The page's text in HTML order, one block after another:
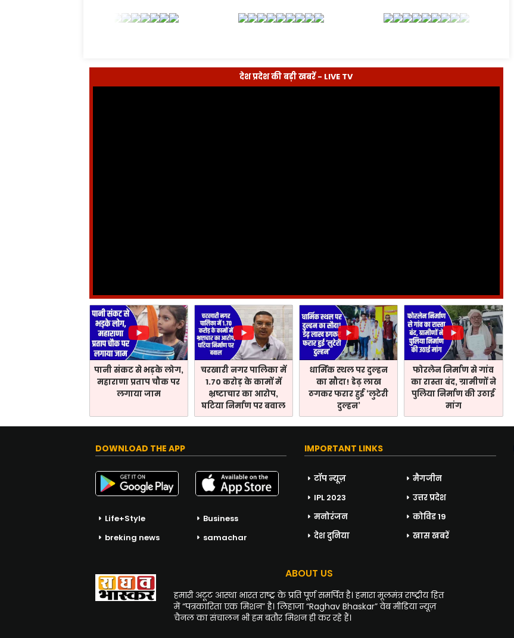
देश प्रदेश की बड़ी खबरें - LIVE TV
पानी संकट से भड़के लोग,
महाराणा प्रताप चौक पर
लगाया जाम
चरखारी नगर पालिका में
1.70 करोड़ के कामों में
भ्रष्टाचार का आरोप,
घटिया निर्माण पर बवाल
धार्मिक स्थल पर दुल्हन
का सौदा! डेढ़ लाख
ठगकर फरार हुई ‘लुटेरी
दुल्हन’
फोरलेन निर्माण से गांव
का रास्ता बंद, ग्रामीणों ने
पुलिया निर्माण की उठाई
मांग
DOWNLOAD THE APP
Life+Style
Business
breking news
samachar
IMPORTANT LINKS
टॉप न्यूज़
मैगजीन
IPL 2023
उत्तर प्रदेश
मनोरंजन
कोविड 19
देश दुनिया
खास खबरें
ABOUT US
हमारी अटूट आस्था भारत राष्ट्र के प्रति पूर्ण समर्पित है। हमारा मूलमंत्र राष्ट्रीय हित
में “पत्रकारिता एक मिशन” है। लिहाजा “Raghav Bhaskar” वेब मीडिया न्यूज़
चैनल का संचालन भी हम बतौर मिशन ही कर रहे हैं।